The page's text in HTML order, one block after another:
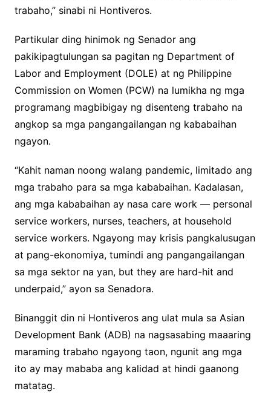
trabaho,” sinabi ni Hontiveros.
Partikular ding hinimok ng Senador ang
pakikipagtulungan sa pagitan ng Department of
Labor and Employment (DOLE) at ng Philippine
Commission on Women (PCW) na lumikha ng mga
programang magbibigay ng disenteng trabaho na
angkop sa mga pangangailangan ng kababaihan
ngayon.
“Kahit naman noong walang pandemic, limitado ang
mga trabaho para sa mga kababaihan. Kadalasan,
ang mga kababaihan ay nasa care work — personal
service workers, nurses, teachers, at household
service workers. Ngayong may krisis pangkalusugan
at pang-ekonomiya, tumindi ang pangangailangan
sa mga sektor na yan, but they are hard-hit and
underpaid,” ayon sa Senadora.
Binanggit din ni Hontiveros ang ulat mula sa Asian
Development Bank (ADB) na nagsasabing maaaring
maraming trabaho ngayong taon, ngunit ang mga
ito ay may mababa ang kalidad at hindi gaanong
matatag.